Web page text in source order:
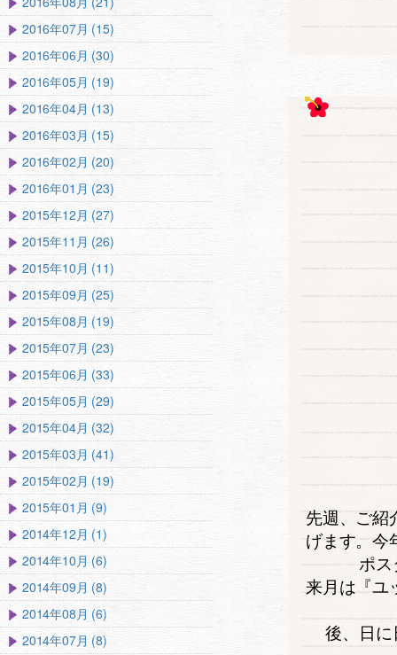
先週、ご紹
げます。今
ポ
来月は『ユ
後、日
2016年07月 (15)
2016年06月 (30)
2016年05月 (19)
2016年04月 (13)
2016年03月 (15)
2016年02月 (20)
2016年01月 (23)
2015年12月 (27)
2015年11月 (26)
2015年10月 (11)
2015年09月 (25)
2015年08月 (19)
2015年07月 (23)
2015年06月 (33)
2015年05月 (29)
2015年04月 (32)
2015年03月 (41)
2015年02月 (19)
2015年01月 (9)
2014年12月 (1)
2014年10月 (6)
2014年09月 (8)
2014年08月 (6)
2014年07月 (8)